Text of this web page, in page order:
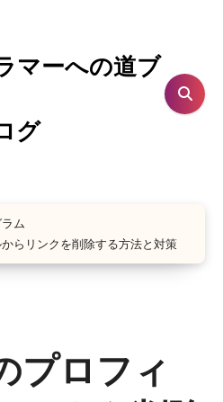
マーへの道ブ
グ
ム
らリンクを削除する方法と対策
プロフィ